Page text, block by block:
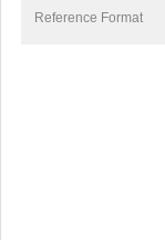
Reference Format